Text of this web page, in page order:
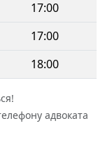
17:00
17:00
18:00
адвоката